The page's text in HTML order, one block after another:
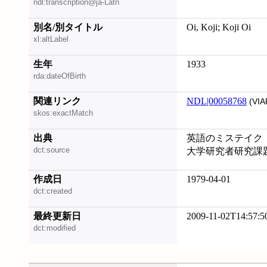
ndl:transcription@ja-Latn
別名/別タイトル
xl:altLabel
Oi, Koji; Koji Oi
生年
rda:dateOfBirth
1933
関連リンク
skos:exactMatch
NDL|00058768
出典
dct:source
英語のミステイク
大学研究者研究課
作成日
dct:created
1979-04-01
最終更新日
dct:modified
2009-11-